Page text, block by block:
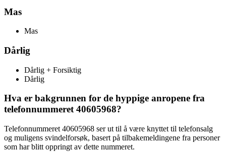
Mas
Mas
Dårlig
Dårlig + Forsiktig
Dårlig
Hva er bakgrunnen for de hyppige anropene fra
telefonnummeret 40605968?
Telefonnummeret 40605968 ser ut til å være knyttet til telefonsalg
og muligens svindelforsøk, basert på tilbakemeldingene fra personer
som har blitt oppringt av dette nummeret.